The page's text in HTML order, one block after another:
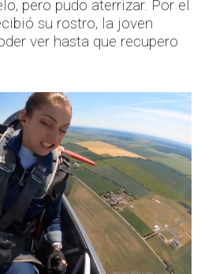
pero pudo aterrizar. Por el
su rostro, la joven
ver hasta que recupero